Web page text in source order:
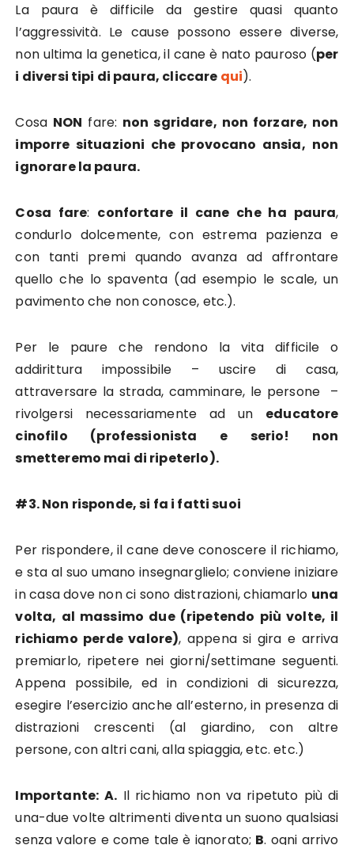
La paura è difficile da gestire quasi quanto
l’aggressività. Le cause possono essere diverse,
non ultima la genetica, il cane è nato pauroso (per
i diversi tipi di paura, cliccare qui).
Cosa NON fare: non sgridare, non forzare, non
imporre situazioni che provocano ansia, non
ignorare la paura.
Cosa fare: confortare il cane che ha paura,
condurlo dolcemente, con estrema pazienza e
con tanti premi quando avanza ad affrontare
quello che lo spaventa (ad esempio le scale, un
pavimento che non conosce, etc.).
Per le paure che rendono la vita difficile o
addirittura impossibile – uscire di casa,
attraversare la strada, camminare, le persone –
rivolgersi necessariamente ad un educatore
cinofilo (professionista e serio! non
smetteremo mai di ripeterlo).
#3. Non risponde, si fa i fatti suoi
Per rispondere, il cane deve conoscere il richiamo,
e sta al suo umano insegnarglielo; conviene iniziare
in casa dove non ci sono distrazioni, chiamarlo una
volta, al massimo due (ripetendo più volte, il
richiamo perde valore), appena si gira e arriva
premiarlo, ripetere nei giorni/settimane seguenti.
Appena possibile, ed in condizioni di sicurezza,
esegire l’esercizio anche all’esterno, in presenza di
distrazioni crescenti (al giardino, con altre
persone, con altri cani, alla spiaggia, etc. etc.)
Importante: A. Il richiamo non va ripetuto più di
una-due volte altrimenti diventa un suono qualsiasi
senza valore e come tale è ignorato; B. ogni arrivo